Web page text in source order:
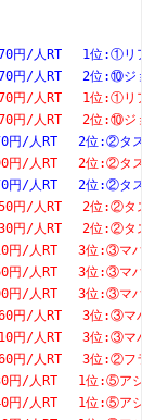
円/人RT　 1位
円/人RT　 2位
円/人RT　 1位
円/人RT　 2位
円/人RT　 2位
円/人RT　 2位
円/人RT　 2位
円/人RT　 2位
円/人RT　 2位
23510円/人RT　
51060円/人RT　
6590円/人RT　
41060円/人RT　
円/人RT　
円/人RT　 3位
円/人RT　 1
円/人RT　 1